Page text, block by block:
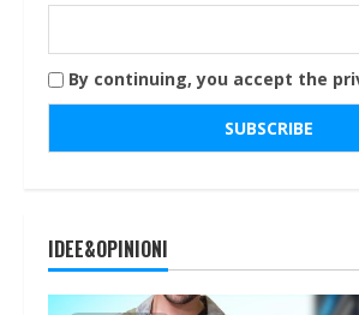
By continuing, you accept the
IDEE&OPINIONI